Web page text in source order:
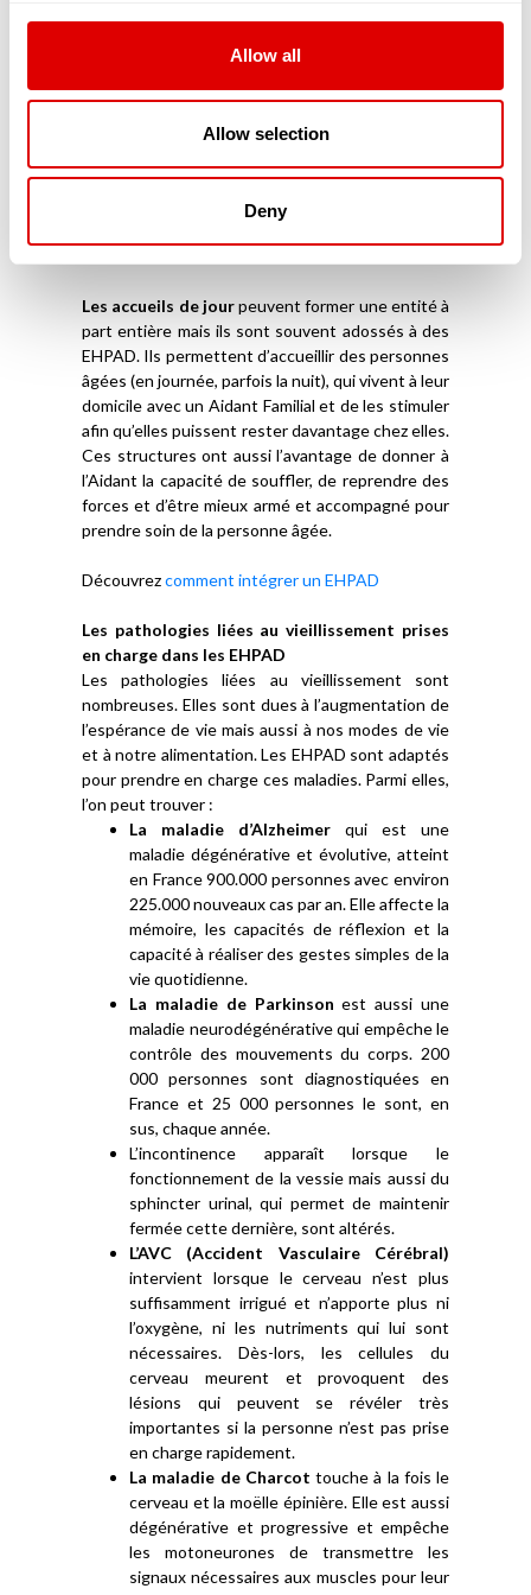
Allow all
Allow selection
Deny
accueillent des personnes âgées dépendantes
USLD sont plus souvent adossées à un
établissement public hospitalier qui peut traiter
dans ces établissements la perte d’autonomie
des résidents est très importante (plus que dans
Les accueils de jourpeuvent former une entité à
part entière mais ils sont souvent adossés à des
EHPAD. Ils permettent d’accueillir des personnes
âgées (en journée, parfois la nuit), qui vivent à leur
domicile avec un Aidant Familial et de les stimuler
afin qu’elles puissent rester davantage chez elles.
Ces structures ont aussi l’avantage de donner à
l’Aidant la capacité de souffler, de reprendre des
forces et d’être mieux armé et accompagné pour
prendre soin de la personne âgée.
Découvrezcomment intégrer un EHPAD
Les pathologies liées au vieillissement prises
en charge dans les EHPAD
Les pathologies liées au vieillissement sont
nombreuses. Elles sont dues à l’augmentation de
l’espérance de vie mais aussi à nos modes de vie
et à notre alimentation. Les EHPAD sont adaptés
pour prendre en charge ces maladies. Parmi elles,
l’on peut trouver :
La maladie d’Alzheimer qui est une
maladie dégénérative et évolutive, atteint
en France 900.000 personnes avec environ
225.000 nouveaux cas par an. Elle affecte la
mémoire, les capacités de réflexion et la
capacité à réaliser des gestes simples de la
vie quotidienne.
La maladie de Parkinson est aussi une
maladie neurodégénérative qui empêche le
contrôle des mouvements du corps. 200
000 personnes sont diagnostiquées en
France et 25 000 personnes le sont, en
sus, chaque année.
L’incontinence apparaît lorsque le
fonctionnement de la vessie mais aussi du
sphincter urinal, qui permet de maintenir
fermée cette dernière, sont altérés.
L’AVC (Accident Vasculaire Cérébral)
intervient lorsque le cerveau n’est plus
suffisamment irrigué et n’apporte plus ni
l’oxygène, ni les nutriments qui lui sont
nécessaires. Dès-lors, les cellules du
cerveau meurent et provoquent des
lésions qui peuvent se révéler très
importantes si la personne n’est pas prise
en charge rapidement.
La maladie de Charcot touche à la fois le
cerveau et la moëlle épinière. Elle est aussi
dégénérative et progressive et empêche
les motoneurones de transmettre les
signaux nécessaires aux muscles pour leur